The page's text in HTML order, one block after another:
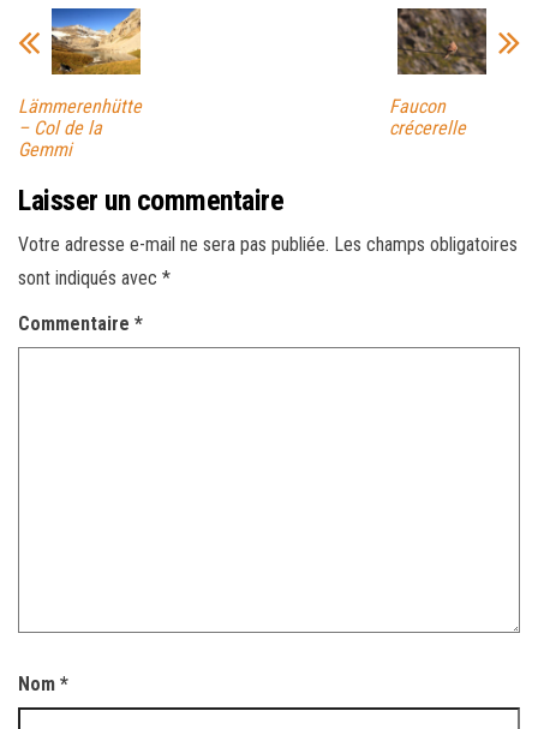
Lämmerenhütte
– Col de la
Gemmi
Faucon
crécerelle
Laisser un commentaire
Votre adresse e-mail ne sera pas publiée. Les champs obligatoires
sont indiqués avec *
Commentaire *
Nom *